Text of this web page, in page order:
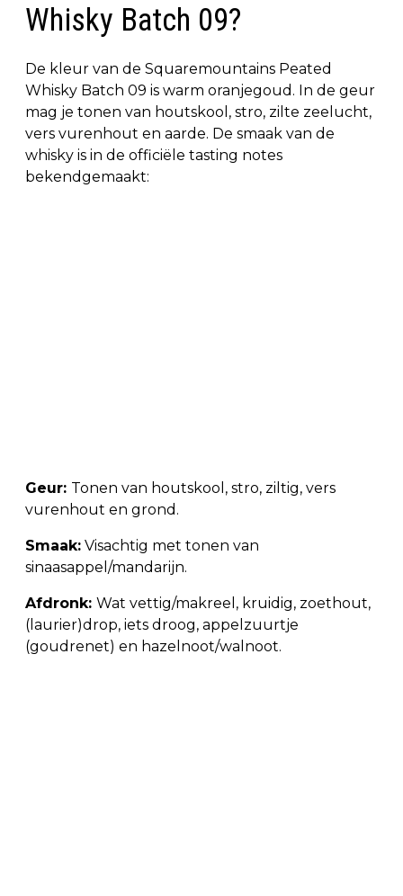
Whisky Batch 09?
De kleur van de Squaremountains Peated
Whisky Batch 09 is warm oranjegoud. In de geur
mag je tonen van houtskool, stro, zilte zeelucht,
vers vurenhout en aarde. De smaak van de
whisky is in de officiële tasting notes
bekendgemaakt:
Geur: Tonen van houtskool, stro, ziltig, vers
vurenhout en grond.
Smaak: Visachtig met tonen van
sinaasappel/mandarijn.
Afdronk: Wat vettig/makreel, kruidig, zoethout,
(laurier)drop, iets droog, appelzuurtje
(goudrenet) en hazelnoot/walnoot.